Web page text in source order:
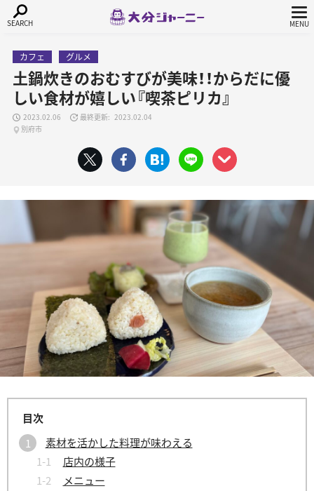
カフェ グルメ
土鍋炊きのおむすびが美味！！からだに優
しい食材が嬉しい『喫茶ピリカ』
2023.02.06
2023.02.04
別府市
素材を活かした料理が味わえる
店内の様子
メニュー